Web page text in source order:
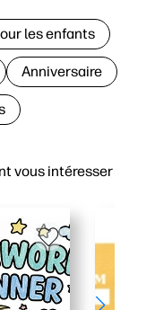
vous intéresser
les enfants
Anniversaire